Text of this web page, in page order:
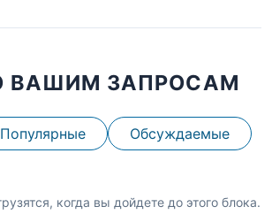
ВАШИМ ЗАПРОСАМ
Популярные Обсуждаемые
когда вы дойдете до этого блока.